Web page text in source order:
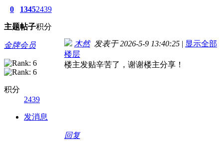
0
主题
1345
帖子
2439
积分
金牌会员
积分
2439
发消息
木然发表于 2026-5-9 13:40:25 | 显示全部
楼层
楼主发贴辛苦了，谢谢楼主分享！
回复